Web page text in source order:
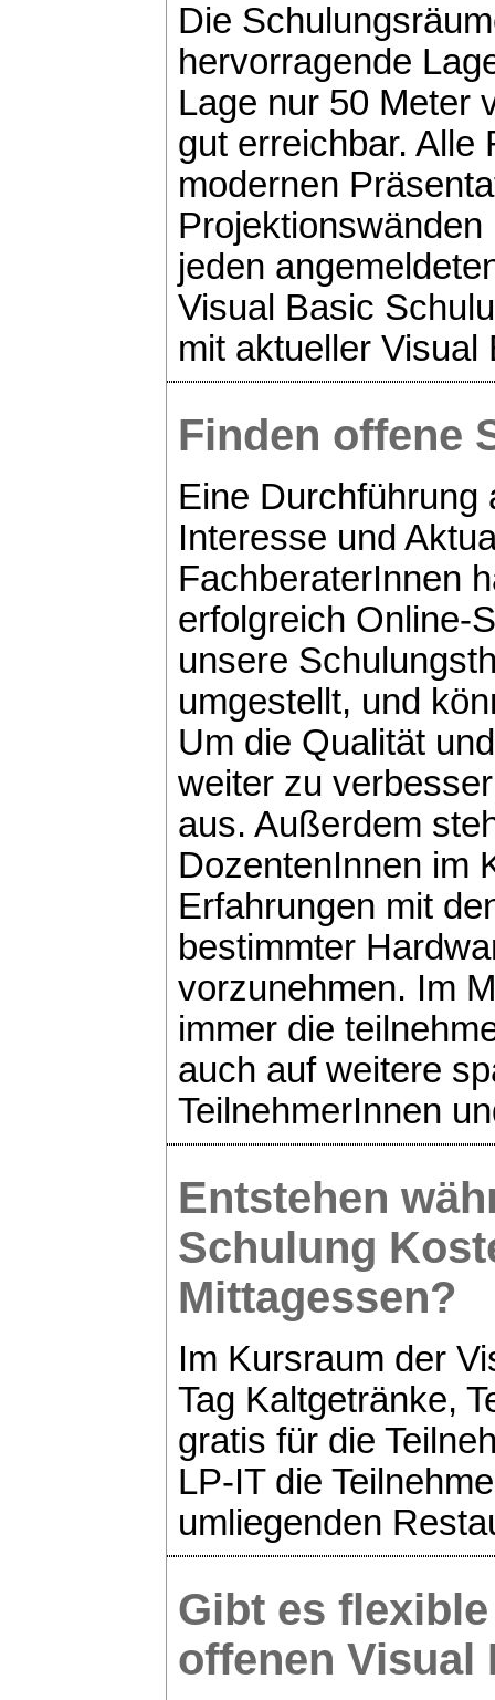
Die
hervorragende
Lage nur 50 Meter
gut erreichbar. Alle
modernen
jeden
Visual Basic
mit aktueller
Finden offene
Eine Durchführung
Interesse und
FachberaterInnen
erfolgreich Online-
unsere
umgestellt, und
Um die Qualität
weiter zu
aus. Außerdem
DozentenInnen im
Erfahrungen mit
bestimmter
vorzunehmen. Im
immer die
auch auf weitere
TeilnehmerInnen
Entstehen
Schulung
Mittagessen?
Im Kursraum der
Tag Kaltgetränke,
gratis für die
LP-IT die
umliegenden
Gibt es
offenenVisual